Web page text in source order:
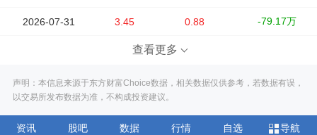
2026-07-31 3.45 0.88 -79.17万
查看更多
声明：本信息来源于东方财富Choice数据，相关数据仅供参考，若数据有误，
以交易所发布数据为准，不构成投资建议。
资讯 股吧 数据 行情 自选 导航